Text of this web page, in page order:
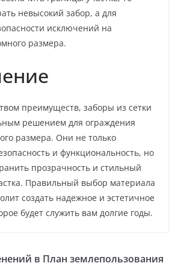
невысокий забор, а для
исключений на
размера.
преимуществ, заборы из сетки
решением для ограждения
размера. Они не только
и функциональность, но
прозрачность и стильный
Правильный выбор материала
создать надежное и эстетичное
будет служить вам долгие годы.
в План землепользования